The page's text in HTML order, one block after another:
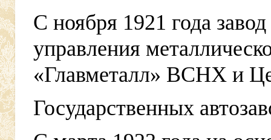
С ноября 1921 года
управления
«Главметалл» ВСНХ и
Государственных